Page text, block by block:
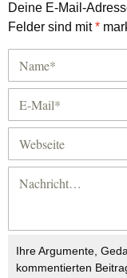
Deine E-Mail-
Felder sind mit*
Ihre Argumente,
kommentierten